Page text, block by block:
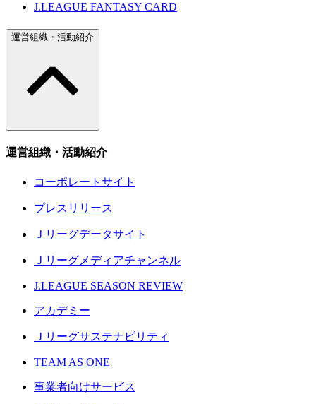
J.LEAGUE FANTASY CARD
運営組織・活動紹介
運営組織・活動紹介
コーポレートサイト
プレスリリース
Ｊリーグデータサイト
Ｊリーグメディアチャンネル
J.LEAGUE SEASON REVIEW
アカデミー
Ｊリーグサステナビリティ
TEAM AS ONE
事業者向けサービス